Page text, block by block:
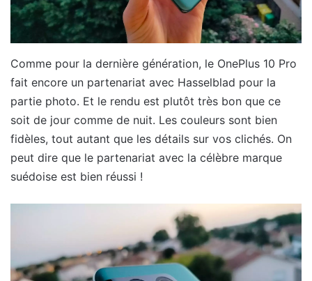
Comme pour la dernière génération, le OnePlus 10 Pro
fait encore un partenariat avec Hasselblad pour la
partie photo. Et le rendu est plutôt très bon que ce
soit de jour comme de nuit. Les couleurs sont bien
fidèles, tout autant que les détails sur vos clichés. On
peut dire que le partenariat avec la célèbre marque
suédoise est bien réussi !